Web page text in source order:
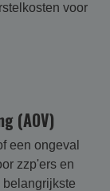
voor
(AOV)
een ongeval
zzp'ers en